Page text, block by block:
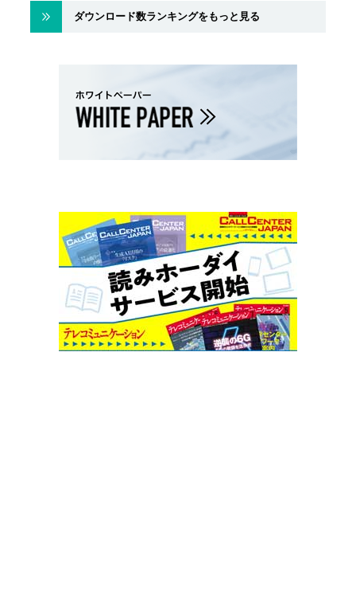
ダウンロード数ランキングをもっと見る